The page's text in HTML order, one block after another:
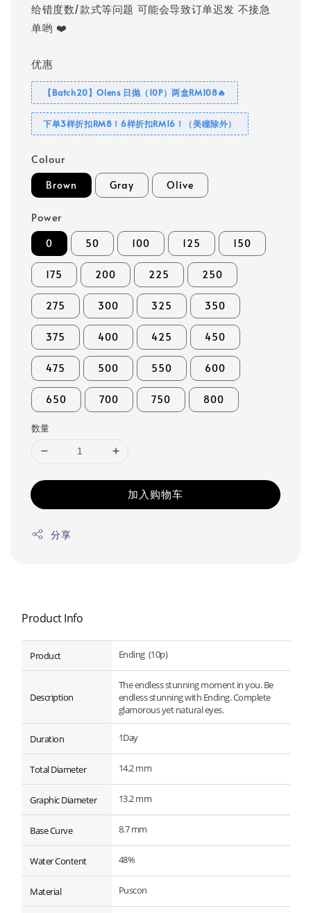
给错度数/款式等问题 可能会导致订单迟发 不接急
单哟 ❤️
优惠
【Batch20】Olens 日抛（10P）两盒RM108🔥
下单3样折扣RM8！6样折扣RM16！（美瞳除外）
Colour
Brown Gray Olive
Power
0 50 100 125 150
175 200 225 250
275 300 325 350
375 400 425 450
475 500 550 600
650 700 750 800
数量
加入购物车
分享
Product Info
Product Ending (10p)
Description
The endless stunning moment in you. Be
endless stunning with Ending. Complete
glamorous yet natural eyes.
Duration 1Day
Total Diameter 14.2 mm
Graphic Diameter 13.2 mm
Base Curve 8.7 mm
Water Content 48%
Material Puscon